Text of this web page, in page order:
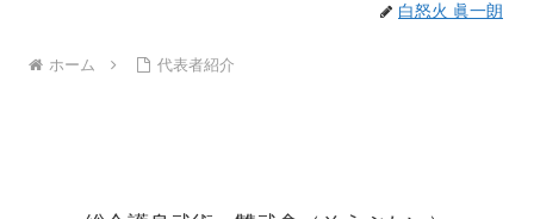
白怒火 眞一朗
ホーム 代表者紹介